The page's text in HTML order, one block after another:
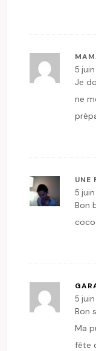
5
Je
ne
UNE
5
Bon
5
Bon
Ma
fête